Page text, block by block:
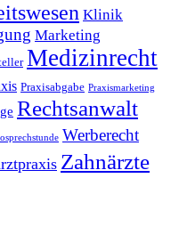
Klinik
Marketing
Medizinrecht
Praxisabgabe Praxismarketing
Rechtsanwalt
Werberecht
Zahnärzte